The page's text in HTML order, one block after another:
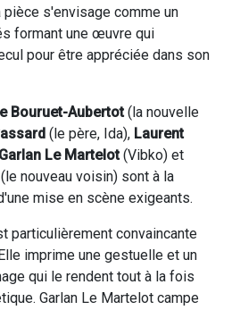
s'envisage comme un
formant une œuvre qui
pour être appréciée dans son
Bouruet-Aubertot(la nouvelle
(le père, Ida), Laurent
Garlan Le Martelot(Vibko) et
nouveau voisin) sont à la
mise en scène exigeants.
particulièrement convaincante
imprime une gestuelle et un
qui le rendent tout à la fois
Garlan Le Martelot campe